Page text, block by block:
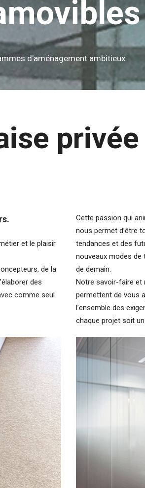
d'aménagement ambitieux.
et le plaisir
de la
des
comme seul
Cette passion qui
nous permet d’être
tendances et des
nouveaux modes de
de demain.
Notre savoir-faire et
permettent de vous
l’ensemble des
chaque projet soit